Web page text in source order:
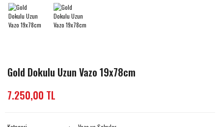
Gold Dokulu Uzun Vazo 19x78cm
7.250,00 TL